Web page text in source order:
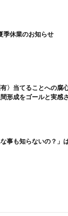
季休業のお知らせ
有〉当てることへの腐
形成をゴールと実感
な事も知らないの？」